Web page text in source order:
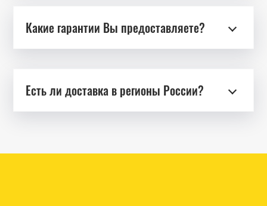
Какие гарантии Вы предоставляете?
Есть ли доставка в регионы России?